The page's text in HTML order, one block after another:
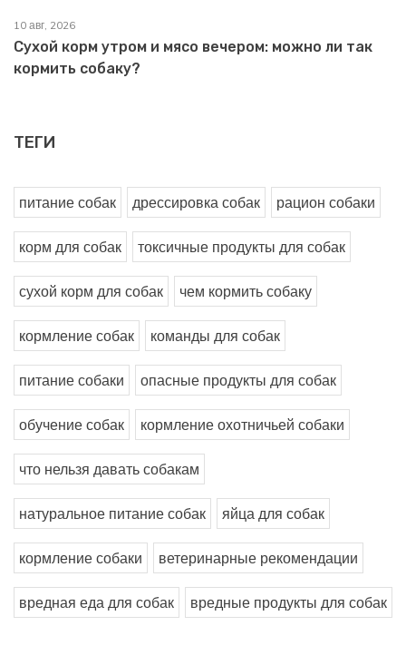
10 авг, 2026
Сухой корм утром и мясо вечером: можно ли так
кормить собаку?
ТЕГИ
питание собак дрессировка собак рацион собаки
корм для собак токсичные продукты для собак
сухой корм для собак чем кормить собаку
кормление собак команды для собак
питание собаки опасные продукты для собак
обучение собак кормление охотничьей собаки
что нельзя давать собакам
натуральное питание собак яйца для собак
кормление собаки ветеринарные рекомендации
вредная еда для собак вредные продукты для собак